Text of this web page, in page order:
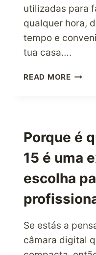
utilizadas para
qualquer hora,
tempo e
tua casa….
READ MOREPERDE
EM
Porque é
15 é uma
escolha
Se estás a
câmara digital